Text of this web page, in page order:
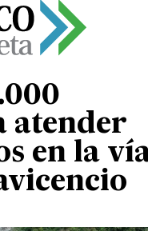
atender
en la